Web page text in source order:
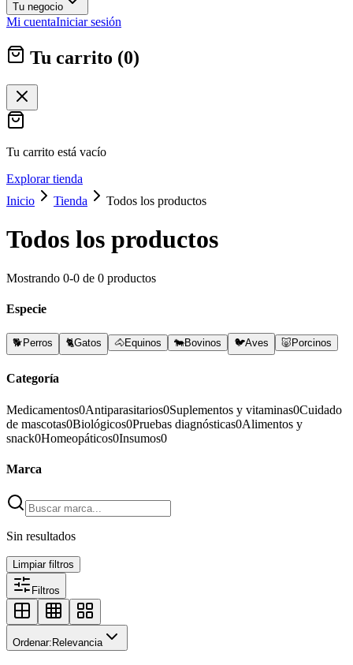
Tu negocio
Mi cuentaIniciar sesión
Tu carrito (0)
Tu carrito está vacío
Explorar tienda
Inicio
Tienda Todos los productos
Todos los productos
Mostrando 0-0 de 0 productos
Especie
🐕 Perros 🐈Gatos 🐴Equinos 🐄Bovinos 🐦Aves 🐷 Porcinos
Categoría
Medicamentos0Antiparasitarios0Suplementos y vitaminas0Cuidado
de mascotas0Biológicos0Pruebas diagnósticas0Alimentos y
snack0Homeopáticos0Insumos0
Marca
Sin resultados
Limpiar filtros
Filtros
Ordenar: Relevancia